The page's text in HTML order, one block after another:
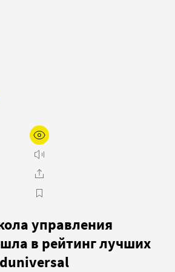
управления
в рейтинг лучших